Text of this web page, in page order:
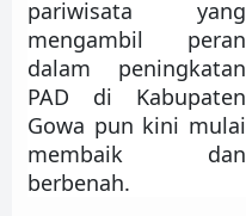
pariwisata yang
mengambil peran
dalam peningkatan
PAD di Kabupaten
Gowa pun kini mulai
membaik dan
berbenah.